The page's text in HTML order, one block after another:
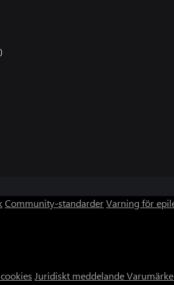
Community-standarderVarning för
Juridiskt meddelande